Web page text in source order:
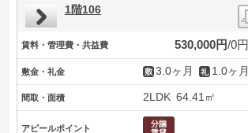
1階106
賃料・管理費・共益費 530,000円 0円
敷金・礼金 3.0ヶ月 1.0ヶ月
間取・面積 2LDK 64.41㎡
アピールポイント